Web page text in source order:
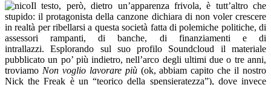
Il testo, però, dietro un’apparenza frivola, è tutt’altro che
stupido: il protagonista della canzone dichiara di non voler crescere
in realtà per ribellarsi a questa società fatta di polemiche politiche, di
assessori rampanti, di banche, di finanziamenti e di
intrallazzi. Esplorando sul suo profilo Soundcloud il materiale
pubblicato un po’ più indietro, nell’arco degli ultimi due o tre anni,
troviamo Non voglio lavorare più(ok, abbiam capito che il nostro
Nick the Freak è un “teorico della spensieratezza”), dove invece